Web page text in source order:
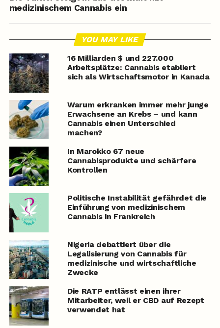
medizinischem Cannabis ein
YOU MAY LIKE
16 Milliarden $ und 227.000
Arbeitsplätze: Cannabis etabliert
sich als Wirtschaftsmotor in Kanada
Warum erkranken immer mehr junge
Erwachsene an Krebs – und kann
Cannabis einen Unterschied
machen?
In Marokko 67 neue
Cannabisprodukte und schärfere
Kontrollen
Politische Instabilität gefährdet die
Einführung von medizinischem
Cannabis in Frankreich
Nigeria debattiert über die
Legalisierung von Cannabis für
medizinische und wirtschaftliche
Zwecke
Die RATP entlässt einen ihrer
Mitarbeiter, weil er CBD auf Rezept
verwendet hat